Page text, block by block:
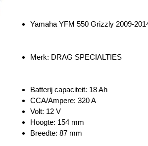
Yamaha YFM 550 Grizzly 2009-
Merk: DRAG SPECIALTIES
Batterij capaciteit: 18 Ah
CCA/Ampere: 320 A
Volt: 12 V
Hoogte: 154 mm
Breedte: 87 mm